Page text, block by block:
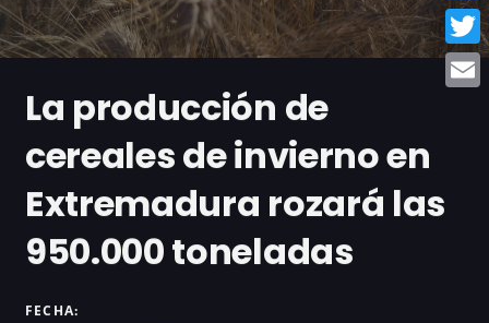
La producción de
cereales de invierno en
Extremadura rozará las
950.000 toneladas
FECHA: